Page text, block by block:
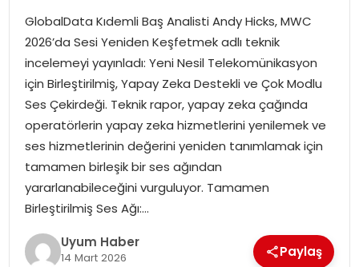
TEKNOLOJI
SAĞLIK
MAGAZIN
YAŞAM
GlobalData Kıdemli Baş Analisti Andy Hicks, MWC
2026’da Sesi Yeniden Keşfetmek adlı teknik
incelemeyi yayınladı: Yeni Nesil Telekomünikasyon
için Birleştirilmiş, Yapay Zeka Destekli ve Çok Modlu
Ses Çekirdeği. Teknik rapor, yapay zeka çağında
operatörlerin yapay zeka hizmetlerini yenilemek ve
ses hizmetlerinin değerini yeniden tanımlamak için
tamamen birleşik bir ses ağından
yararlanabileceğini vurguluyor. Tamamen
Birleştirilmiş Ses Ağı:…
Uyum Haber
14 Mart 2026 Paylaş